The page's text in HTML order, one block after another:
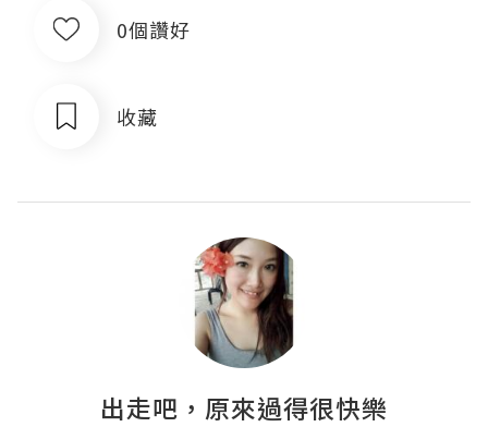
0個讚好
收藏
出走吧，原來過得很快樂